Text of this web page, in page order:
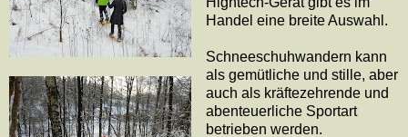
Handel eine breite Auswahl.
Schneeschuhwandern kann
als gemütliche und stille, aber
auch als kräftezehrende und
abenteuerliche Sportart
betrieben werden.